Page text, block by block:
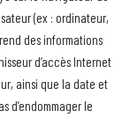
(ex : ordinateur,
des informations
d’accès Internet
ainsi que la date et
d’endommager le